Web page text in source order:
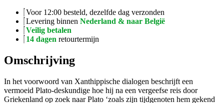
Voor 12:00 besteld, dezelfde dag verzonden
Levering binnen Nederland & naar België
Veilig betalen
14 dagen retourtermijn
Omschrijving
In het voorwoord van Xanthippische dialogen beschrijft een
vermoeid Plato-deskundige hoe hij na een vergeefse reis door
Griekenland op zoek naar Plato ‘zoals zijn tijdgenoten hem gekend